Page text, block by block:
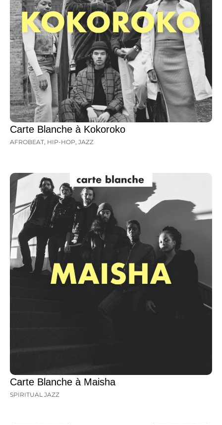
Carte Blanche à Kokoroko
AFROBEAT, HIP-HOP, JAZZ
Carte Blanche à Maisha
SPIRITUAL JAZZ